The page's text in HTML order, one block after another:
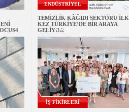
ENDÜSTRİYEL
KAĞIT
TEMİZLİK KÂĞIDI SEKTÖRÜ İLK
KEZ TÜRKİYE’DE BİR ARAYA
GELİYOR
İŞ FİKİRLERİ